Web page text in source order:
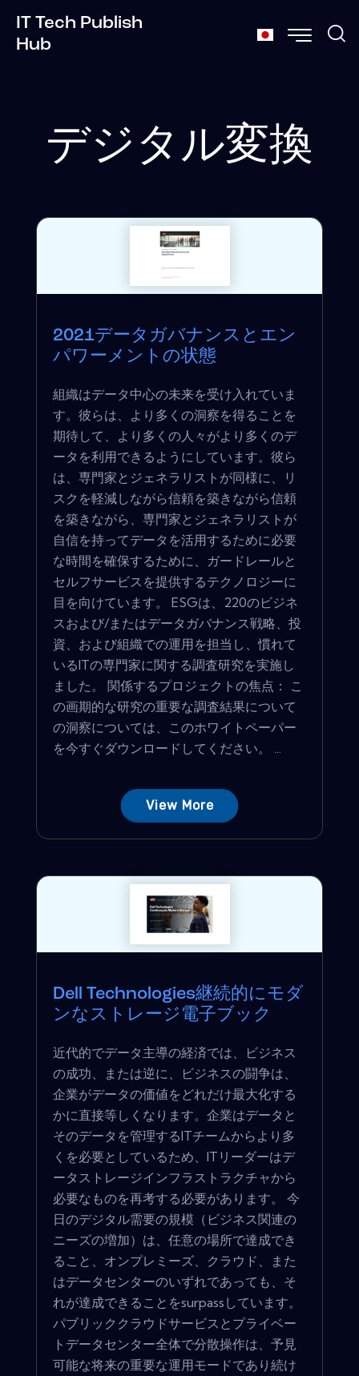
IT Tech Publish
Hub
デジタル変換
2021データガバナンスとエン
パワーメントの状態
組織はデータ中心の未来を受け入れていま
す。彼らは、より多くの洞察を得ることを
期待して、より多くの人々がより多くのデ
ータを利用できるようにしています。彼ら
は、専門家とジェネラリストが同様に、リ
スクを軽減しながら信頼を築きながら信頼
を築きながら、専門家とジェネラリストが
自信を持ってデータを活用するために必要
な時間を確保するために、ガードレールと
セルフサービスを提供するテクノロジーに
目を向けています。 ESGは、220のビジネ
スおよび/またはデータガバナンス戦略、投
資、および組織での運用を担当し、慣れて
いるITの専門家に関する調査研究を実施し
ました。 関係するプロジェクトの焦点： こ
の画期的な研究の重要な調査結果について
の洞察については、このホワイトペーパー
を今すぐダウンロードしてください。 ...
View More
Dell Technologies継続的にモダ
ンなストレージ電子ブック
近代的でデータ主導の経済では、ビジネス
の成功、または逆に、ビジネスの闘争は、
企業がデータの価値をどれだけ最大化する
かに直接等しくなります。企業はデータと
そのデータを管理するITチームからより多
くを必要としているため、ITリーダーはデ
ータストレージインフラストラクチャから
必要なものを再考する必要があります。 今
日のデジタル需要の規模（ビジネス関連の
ニーズの増加）は、任意の場所で達成でき
ること、オンプレミーズ、クラウド、また
はデータセンターのいずれであっても、そ
れが達成できることをsurpassしています。
パブリッククラウドサービスとプライベー
トデータセンター全体で分散操作は、予見
可能な将来の重要な運用モードであり続け